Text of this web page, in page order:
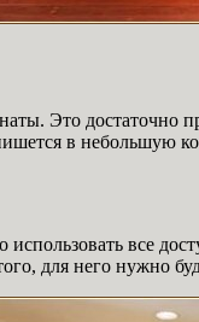
Это достаточно
в небольшую
все
для него нужно